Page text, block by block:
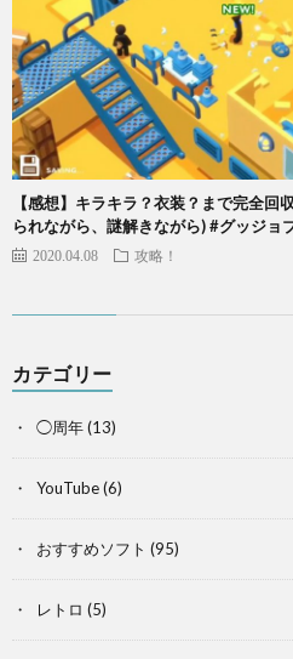
【感想】キラキラ？衣装？まで完全回
られながら、謎解きながら) #グッジョ
2020.04.08 攻略！
カテゴリー
◯周年(13)
YouTube(6)
おすすめソフト (95)
レトロ (5)